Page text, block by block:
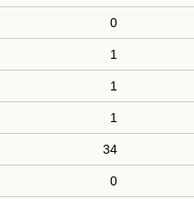
0
1
1
1
34
0